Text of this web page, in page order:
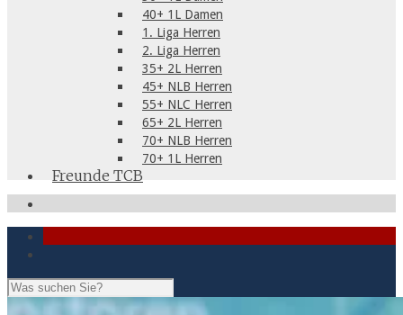
40+ 1L Damen
1. Liga Herren
2. Liga Herren
35+ 2L Herren
45+ NLB Herren
55+ NLC Herren
65+ 2L Herren
70+ NLB Herren
70+ 1L Herren
Freunde TCB